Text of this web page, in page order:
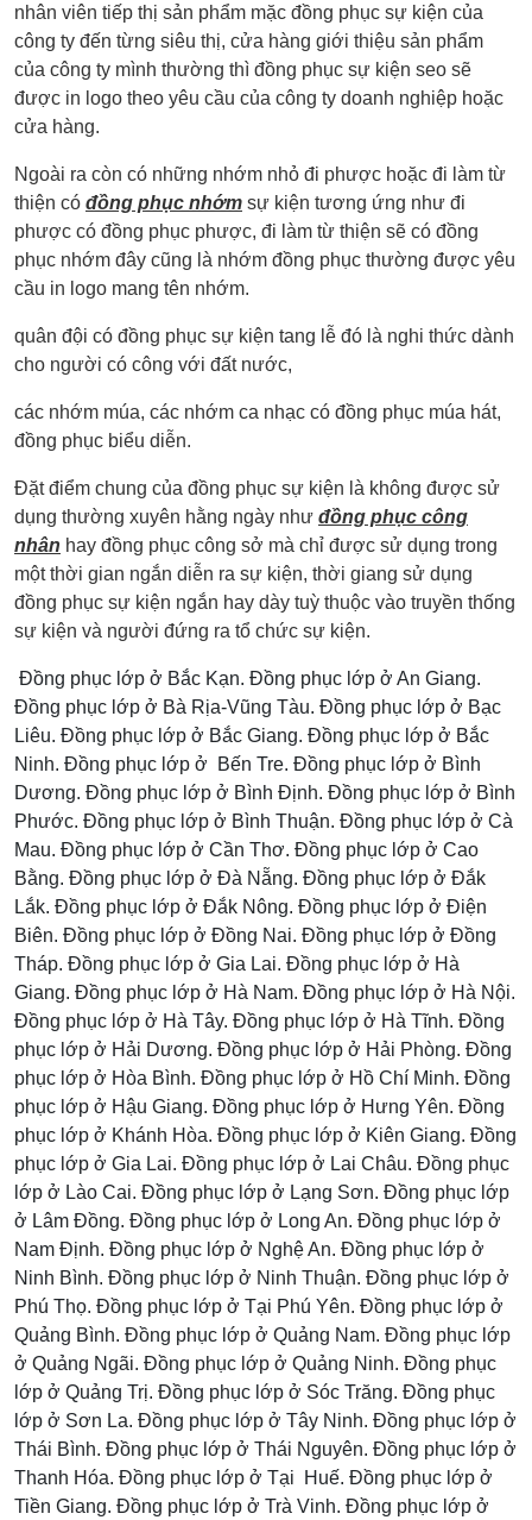
nhân viên tiếp thị sản phẩm mặc đồng phục sự kiện của
công ty đến từng siêu thị, cửa hàng giới thiệu sản phẩm
của công ty mình thường thì đồng phục sự kiện seo sẽ
được in logo theo yêu cầu của công ty doanh nghiệp hoặc
cửa hàng.
Ngoài ra còn có những nhớm nhỏ đi phược hoặc đi làm từ
thiện có đồng phục nhớm sự kiện tương ứng như đi
phược có đồng phục phược, đi làm từ thiện sẽ có đồng
phục nhớm đây cũng là nhớm đồng phục thường được yêu
cầu in logo mang tên nhớm.
quân đội có đồng phục sự kiện tang lễ đó là nghi thức dành
cho người có công với đất nước,
các nhớm múa, các nhớm ca nhạc có đồng phục múa hát,
đồng phục biểu diễn.
Đặt điểm chung của đồng phục sự kiện là không được sử
dụng thường xuyên hằng ngày như đồng phục công
nhân hay đồng phục công sở mà chỉ được sử dụng trong
một thời gian ngắn diễn ra sự kiện, thời giang sử dụng
đồng phục sự kiện ngắn hay dày tuỳ thuộc vào truyền thống
sự kiện và người đứng ra tổ chức sự kiện.
Đồng phục lớp ở Bắc Kạn. Đồng phục lớp ở An Giang.
Đồng phục lớp ở Bà Rịa-Vũng Tàu. Đồng phục lớp ở Bạc
Liêu. Đồng phục lớp ở Bắc Giang. Đồng phục lớp ở Bắc
Ninh. Đồng phục lớp ở Bến Tre. Đồng phục lớp ở Bình
Dương. Đồng phục lớp ở Bình Định. Đồng phục lớp ở Bình
Phước. Đồng phục lớp ở Bình Thuận. Đồng phục lớp ở Cà
Mau. Đồng phục lớp ở Cần Thơ. Đồng phục lớp ở Cao
Bằng. Đồng phục lớp ở Đà Nẵng. Đồng phục lớp ở Đắk
Lắk. Đồng phục lớp ở Đắk Nông. Đồng phục lớp ở Điện
Biên. Đồng phục lớp ở Đồng Nai. Đồng phục lớp ở Đồng
Tháp. Đồng phục lớp ở Gia Lai. Đồng phục lớp ở Hà
Giang. Đồng phục lớp ở Hà Nam. Đồng phục lớp ở Hà Nội.
Đồng phục lớp ở Hà Tây. Đồng phục lớp ở Hà Tĩnh. Đồng
phục lớp ở Hải Dương. Đồng phục lớp ở Hải Phòng. Đồng
phục lớp ở Hòa Bình. Đồng phục lớp ở Hồ Chí Minh. Đồng
phục lớp ở Hậu Giang. Đồng phục lớp ở Hưng Yên. Đồng
phục lớp ở Khánh Hòa. Đồng phục lớp ở Kiên Giang. Đồng
phục lớp ở Gia Lai. Đồng phục lớp ở Lai Châu. Đồng phục
lớp ở Lào Cai. Đồng phục lớp ở Lạng Sơn. Đồng phục lớp
ở Lâm Đồng. Đồng phục lớp ở Long An. Đồng phục lớp ở
Nam Định. Đồng phục lớp ở Nghệ An. Đồng phục lớp ở
Ninh Bình. Đồng phục lớp ở Ninh Thuận. Đồng phục lớp ở
Phú Thọ. Đồng phục lớp ở Tại Phú Yên. Đồng phục lớp ở
Quảng Bình. Đồng phục lớp ở Quảng Nam. Đồng phục lớp
ở Quảng Ngãi. Đồng phục lớp ở Quảng Ninh. Đồng phục
lớp ở Quảng Trị. Đồng phục lớp ở Sóc Trăng. Đồng phục
lớp ở Sơn La. Đồng phục lớp ở Tây Ninh. Đồng phục lớp ở
Thái Bình. Đồng phục lớp ở Thái Nguyên. Đồng phục lớp ở
Thanh Hóa. Đồng phục lớp ở Tại Huế. Đồng phục lớp ở
Tiền Giang. Đồng phục lớp ở Trà Vinh. Đồng phục lớp ở